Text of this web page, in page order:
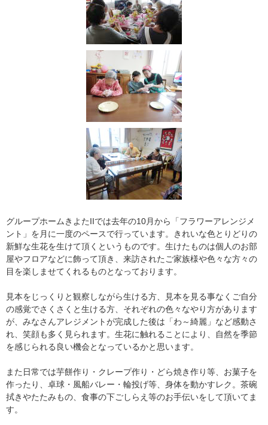
グループホームきよたIIでは去年の10月から「フラワーアレンジメ
ント」を月に一度のペースで行っています。きれいな色とりどりの
新鮮な生花を生けて頂くというものです。生けたものは個人のお部
屋やフロアなどに飾って頂き、来訪されたご家族様や色々な方々の
目を楽しませてくれるものとなっております。
見本をじっくりと観察しながら生ける方、見本を見る事なくご自分
の感覚でさくさくと生ける方、それぞれの色々なやり方があります
が、みなさんアレジメントが完成した後は「わ～綺麗」など感動さ
れ、笑顔も多く見られます。生花に触れることにより、自然を季節
を感じられる良い機会となっているかと思います。
また日常では芋餅作り・クレープ作り・どら焼き作り等、お菓子を
作ったり、卓球・風船バレー・輪投げ等、身体を動かすレク。茶碗
拭きやたたみもの、食事の下ごしらえ等のお手伝いをして頂いてま
す。